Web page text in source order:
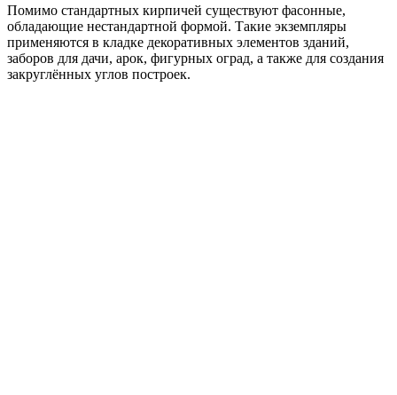
Помимо стандартных кирпичей существуют фасонные,
обладающие нестандартной формой. Такие экземпляры
применяются в кладке декоративных элементов зданий,
заборов для дачи, арок, фигурных оград, а также для создания
закруглённых углов построек.